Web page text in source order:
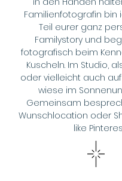
Familienfotografin bin
Teil eurer ganz
Familystory und
fotografisch beim
Kuscheln. Im Studio,
oder vielleicht auch
wiese im
Gemeinsam
Wunschlocation oder
like